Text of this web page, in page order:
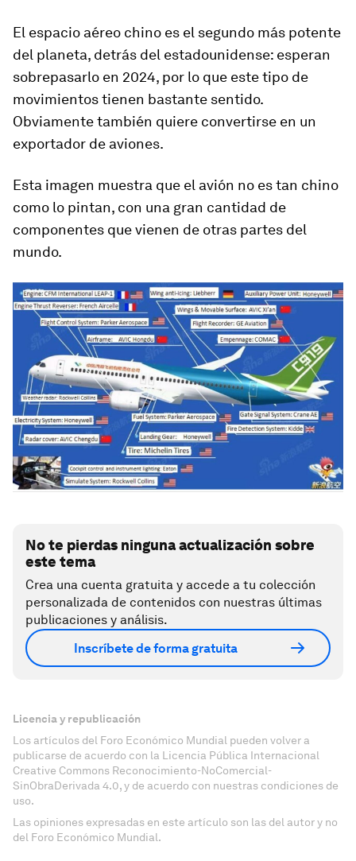
El espacio aéreo chino es el segundo más potente
del planeta, detrás del estadounidense: esperan
sobrepasarlo en 2024, por lo que este tipo de
movimientos tienen bastante sentido.
Obviamente también quiere convertirse en un
exportador de aviones.
Esta imagen muestra que el avión no es tan chino
como lo pintan, con una gran cantidad de
componentes que vienen de otras partes del
mundo.
No te pierdas ninguna actualización sobre
este tema
Crea una cuenta gratuita y accede a tu colección
personalizada de contenidos con nuestras últimas
publicaciones y análisis.
Inscríbete de forma gratuita
Licencia y republicación
Los artículos del Foro Económico Mundial pueden volver a
publicarse de acuerdo con la Licencia Pública Internacional
Creative Commons Reconocimiento-NoComercial-
SinObraDerivada 4.0, y de acuerdo con nuestras condiciones de
uso.
Las opiniones expresadas en este artículo son las del autor y no
del Foro Económico Mundial.